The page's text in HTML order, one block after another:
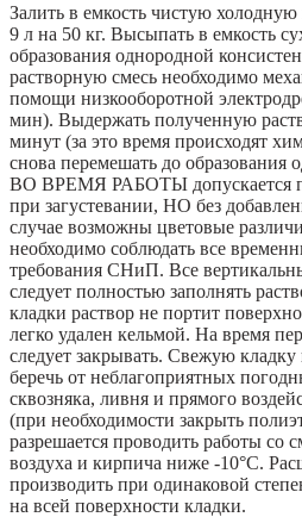
Залить в емкость чистую
9 л на 50 кг. Высыпать в емкость
образования однородной
растворную смесь необходимо
помощи низкооборотной
мин). Выдержать полученную
минут (за это время происходят
снова перемешать до образования
ВО ВРЕМЯ РАБОТЫ допускается
при загустевании, НО без
случае возможны цветовые
необходимо соблюдать все
требования СНиП. Все
следует полностью заполнять
кладки раствор не портит
легко удален кельмой. На время
следует закрывать. Свежую
беречь от неблагоприятных
сквозняка, ливня и прямого
(при необходимости закрыть
разрешается проводить работы со
воздуха и кирпича ниже -10°С.
производить при одинаковой
на всей поверхности кладки.